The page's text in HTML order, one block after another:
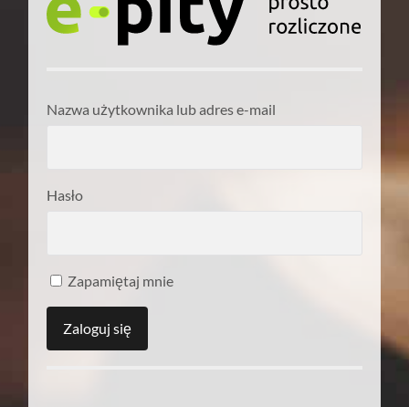
Nazwa użytkownika lub adres e-mail
Hasło
Zapamiętaj mnie